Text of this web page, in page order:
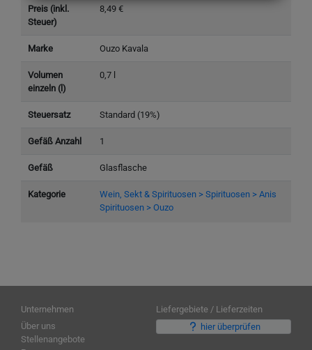
Preis (inkl.
Steuer)
8,49 €
Marke Ouzo Kavala
Volumen
einzeln (l)
0,7 l
Steuersatz Standard (19%)
Gefäß Anzahl 1
Gefäß Glasflasche
Kategorie
Wein, Sekt & Spirituosen > Spirituosen > Anis
Spirituosen > Ouzo
Unternehmen
Über uns
Stellenangebote
Liefergebiete / Lieferzeiten
hier überprüfen